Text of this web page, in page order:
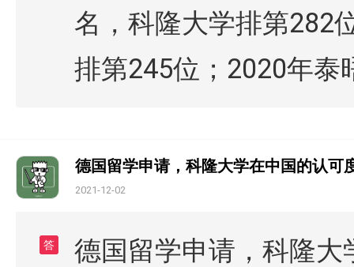
名，科隆大学排第282
排第245位；2020年泰
德国留学申请，科隆大学在中国的认可
2021-12-02
答
德国留学申请，科隆